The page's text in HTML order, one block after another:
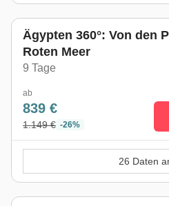
Ägypten 360°: Von den
Roten Meer
9 Tage
ab
839 €
1.149 € -26%
26 Daten